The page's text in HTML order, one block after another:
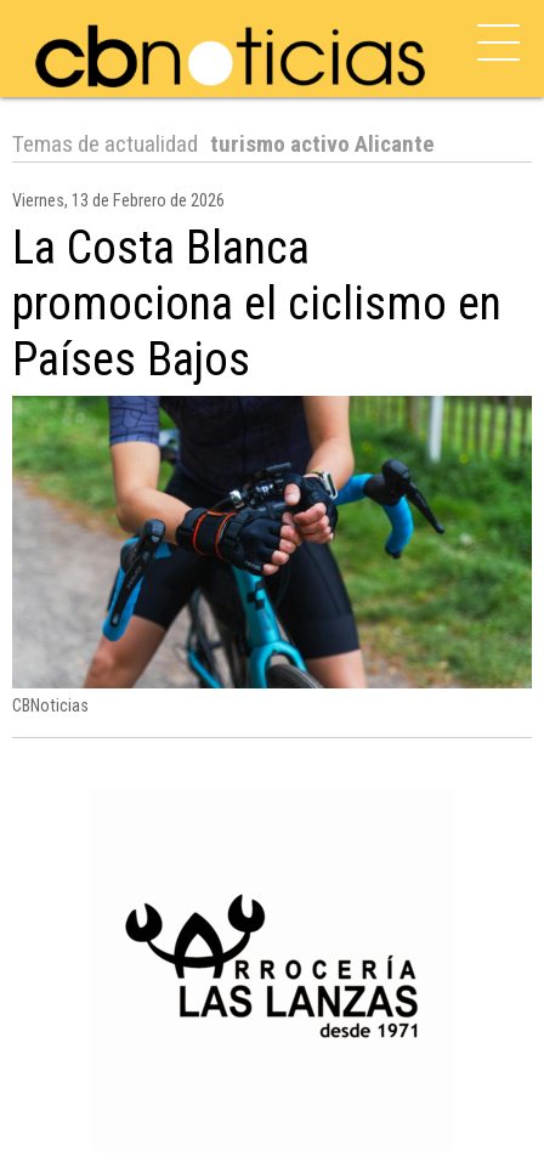
Temas de actualidad turismo activo Alicante
Viernes, 13 de Febrero de 2026
La Costa Blanca
promociona el ciclismo en
Países Bajos
CBNoticias